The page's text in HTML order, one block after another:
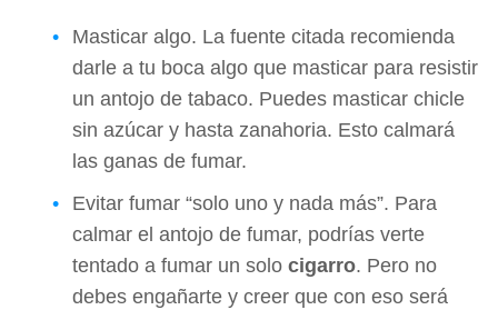
Masticar algo. La fuente citada recomienda
darle a tu boca algo que masticar para resistir
un antojo de tabaco. Puedes masticar chicle
sin azúcar y hasta zanahoria. Esto calmará
las ganas de fumar.
Evitar fumar “solo uno y nada más”. Para
calmar el antojo de fumar, podrías verte
tentado a fumar un solo cigarro. Pero no
debes engañarte y creer que con eso será